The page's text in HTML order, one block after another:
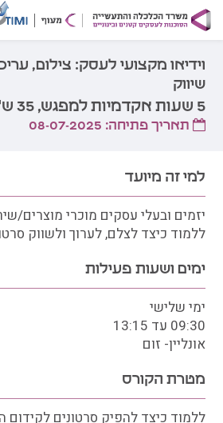
וידיאו מקצועי לעסק: צילום,
שיווק
5 שעות אקדמיות למפגש, 35 ש"א לקורס, 563 ₪
תאריך פתיחה: 08-07-2025
למי זה מיועד
יזמים ובעלי עסקים מוכרי מוצרים/
ללמוד כיצד לצלם, לערוך ולשווק
ימים ושעות פעילות
ימי שלישי
09:30 עד 13:15
אונליין- זום
מטרת הקורס
ללמוד כיצד להפיק סרטונים